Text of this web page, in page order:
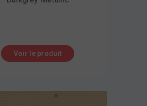
Voir le produit